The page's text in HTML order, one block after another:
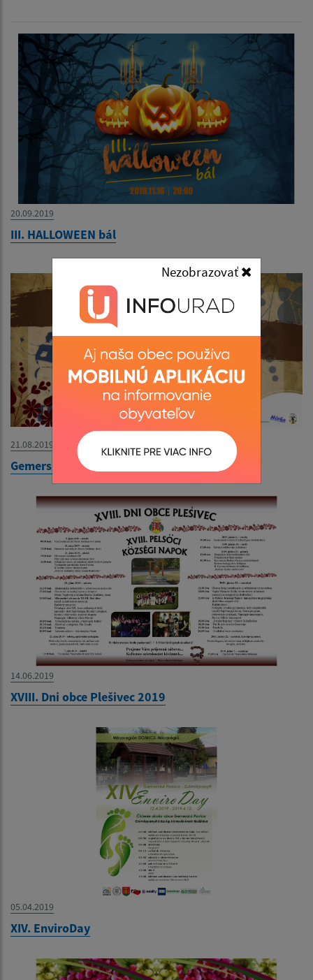
Nezobrazovať
20.09.2019
III. HALLOWEEN bál
21.08.2019
Gemerské tradície a zvyky - plagát
14.06.2019
XVIII. Dni obce Plešivec 2019
05.04.2019
XIV. EnviroDay